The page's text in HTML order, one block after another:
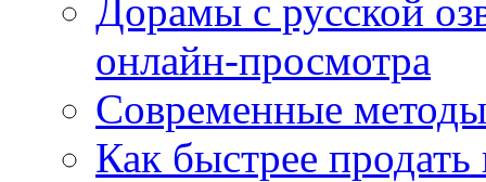
Дорамы с русской
онлайн-просмотра
Современные
Как быстрее